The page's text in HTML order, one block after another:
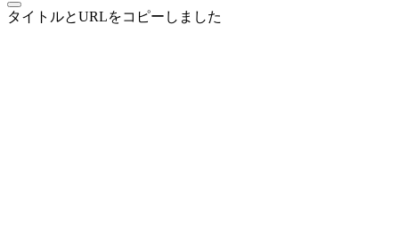
タイトルとURLをコピーしました